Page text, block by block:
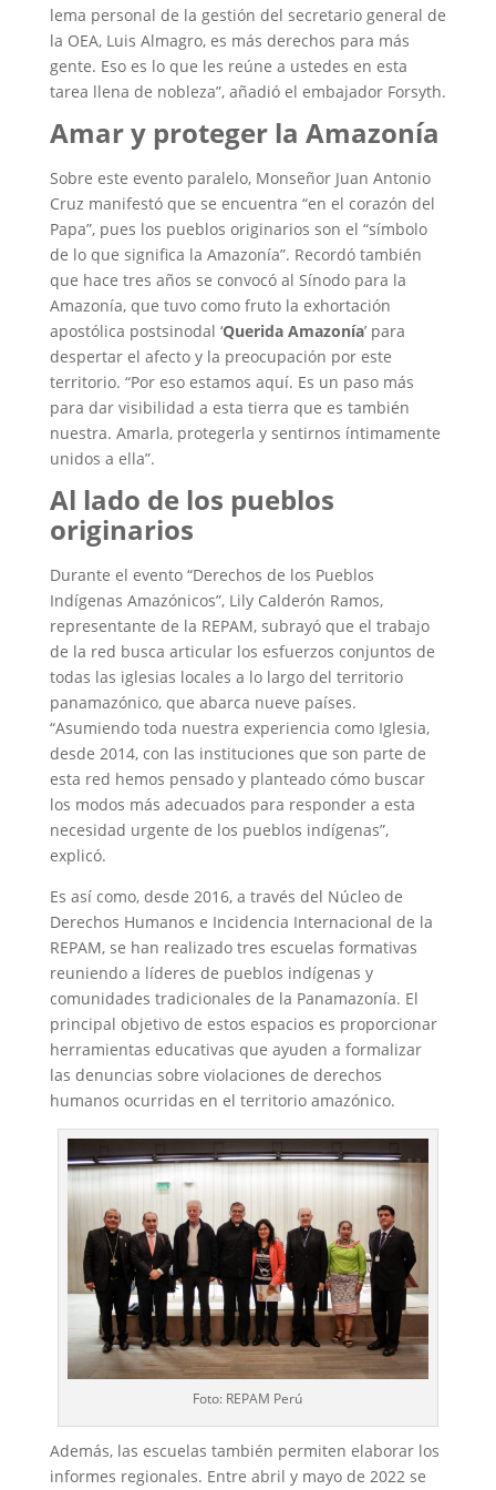
lema personal de la gestión del secretario general de
la OEA, Luis Almagro, es más derechos para más
gente. Eso es lo que les reúne a ustedes en esta
tarea llena de nobleza”, añadió el embajador Forsyth.
Amar y proteger la Amazonía
Sobre este evento paralelo, Monseñor Juan Antonio
Cruz manifestó que se encuentra “en el corazón del
Papa”, pues los pueblos originarios son el “símbolo
de lo que significa la Amazonía”. Recordó también
que hace tres años se convocó al Sínodo para la
Amazonía, que tuvo como fruto la exhortación
apostólica postsinodal ‘Querida Amazonía’ para
despertar el afecto y la preocupación por este
territorio. “Por eso estamos aquí. Es un paso más
para dar visibilidad a esta tierra que es también
nuestra. Amarla, protegerla y sentirnos íntimamente
unidos a ella”.
Al lado de los pueblos
originarios
Durante el evento “Derechos de los Pueblos
Indígenas Amazónicos”, Lily Calderón Ramos,
representante de la REPAM, subrayó que el trabajo
de la red busca articular los esfuerzos conjuntos de
todas las iglesias locales a lo largo del territorio
panamazónico, que abarca nueve países.
“Asumiendo toda nuestra experiencia como Iglesia,
desde 2014, con las instituciones que son parte de
esta red hemos pensado y planteado cómo buscar
los modos más adecuados para responder a esta
necesidad urgente de los pueblos indígenas”,
explicó.
Es así como, desde 2016, a través del Núcleo de
Derechos Humanos e Incidencia Internacional de la
REPAM, se han realizado tres escuelas formativas
reuniendo a líderes de pueblos indígenas y
comunidades tradicionales de la Panamazonía. El
principal objetivo de estos espacios es proporcionar
herramientas educativas que ayuden a formalizar
las denuncias sobre violaciones de derechos
humanos ocurridas en el territorio amazónico.
Foto: REPAM Perú
Además, las escuelas también permiten elaborar los
informes regionales. Entre abril y mayo de 2022 se